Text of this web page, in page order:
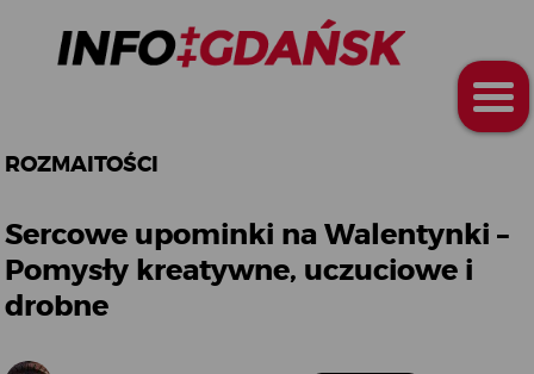
ROZMAITOŚCI
Sercowe upominki na Walentynki –
Pomysły kreatywne, uczuciowe i
drobne